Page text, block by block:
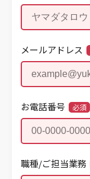
メールアドレス
お電話番号 必須
職種/ご担当業務